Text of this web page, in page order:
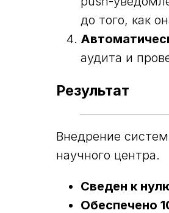
до того, как
аудита и
Результат
Внедрение
научного центра.
Сведен к
Обеспечено